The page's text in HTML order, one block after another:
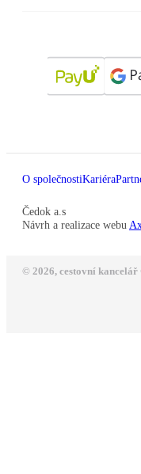
O společnostiKariéra
Čedok a.s
Návrh a realizace webu
© 2026, cestovní kancelář